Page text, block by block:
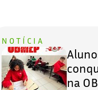
NOTÍCIA
na